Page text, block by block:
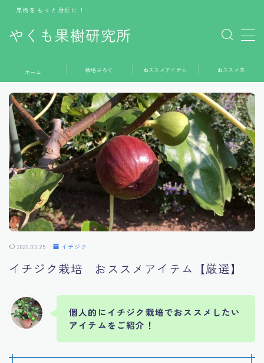
やくも果樹研究所
果樹をもっと身近に！
MENU
ホーム
栽培ぶろぐ
おススメアイテム
おススメ本
お問い合わせ
ホーム 栽培ぶろぐ おススメアイテム おススメ本
2026.03.25 イチジク
イチジク栽培 おススメアイテム【厳選】
個人的にイチジク栽培でおススメしたい
アイテムをご紹介！